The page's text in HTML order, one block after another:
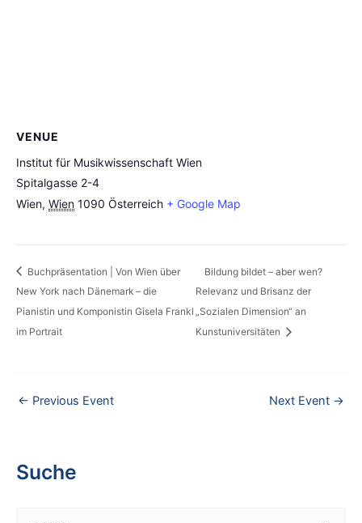
VENUE
Institut für Musikwissenschaft Wien
Spitalgasse 2-4
Wien, Wien 1090 Österreich + Google Map
Buchpräsentation | Von Wien über
New York nach Dänemark – die
Pianistin und Komponistin Gisela Frankl
im Portrait
Bildung bildet – aber wen?
Relevanz und Brisanz der
„Sozialen Dimension“ an
Kunstuniversitäten
← Previous Event Next Event →
Suche